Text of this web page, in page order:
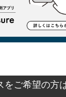
をご希望の方